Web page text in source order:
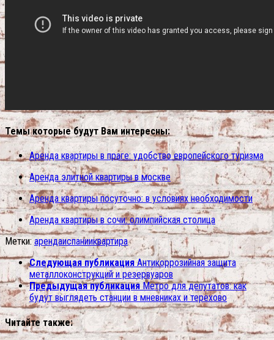
Темы которые будут Вам интересны:
Аренда квартиры в праге: удобство европейского туризма
Аренда элитной квартиры в москве
Аренда квартиры посуточно: в условиях необходимости
Аренда квартиры в сочи: олимпийская столица
Метки: арендаиспанииквартира
Следующая публикация Антикоррозийная защита
металлоконструкций и резервуаров
Предыдущая публикация Метро для депутатов: как
будут выглядеть станции в мневниках и терехово
Читайте также: